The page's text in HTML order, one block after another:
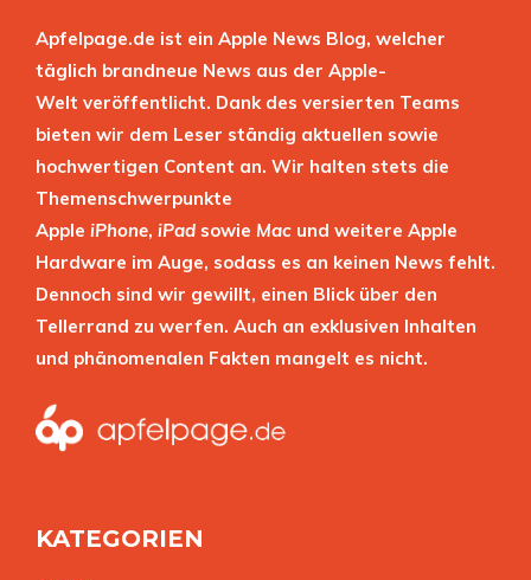
Apfelpage.de ist ein Apple News Blog, welcher
täglich brandneue News aus der Apple-
Welt veröffentlicht. Dank des versierten Teams
bieten wir dem Leser ständig aktuellen sowie
hochwertigen Content an. Wir halten stets die
Themenschwerpunkte
Apple iPhone, iPad sowie Mac und weitere Apple
Hardware im Auge, sodass es an keinen News fehlt.
Dennoch sind wir gewillt, einen Blick über den
Tellerrand zu werfen. Auch an exklusiven Inhalten
und phänomenalen Fakten mangelt es nicht.
KATEGORIEN